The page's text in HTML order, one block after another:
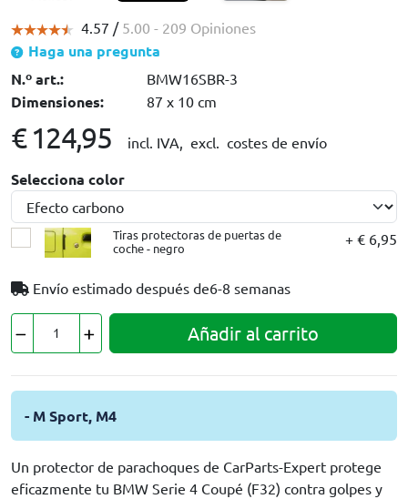
4.57 / 5.00 - 209 Opiniones
Haga una pregunta
N.º art.:
BMW16SBR-3
Dimensiones: 87 x 10 cm
€ 124,95 incl. IVA, excl. costes de envío
Selecciona color
Tiras protectoras de puertas de
coche - negro
+ € 6,95
Envío estimado después de6-8 semanas
Añadir al carrito
- M Sport, M4
Un protector de parachoques de CarParts-Expert protege
eficazmente tu BMW Serie 4 Coupé (F32) contra golpes y